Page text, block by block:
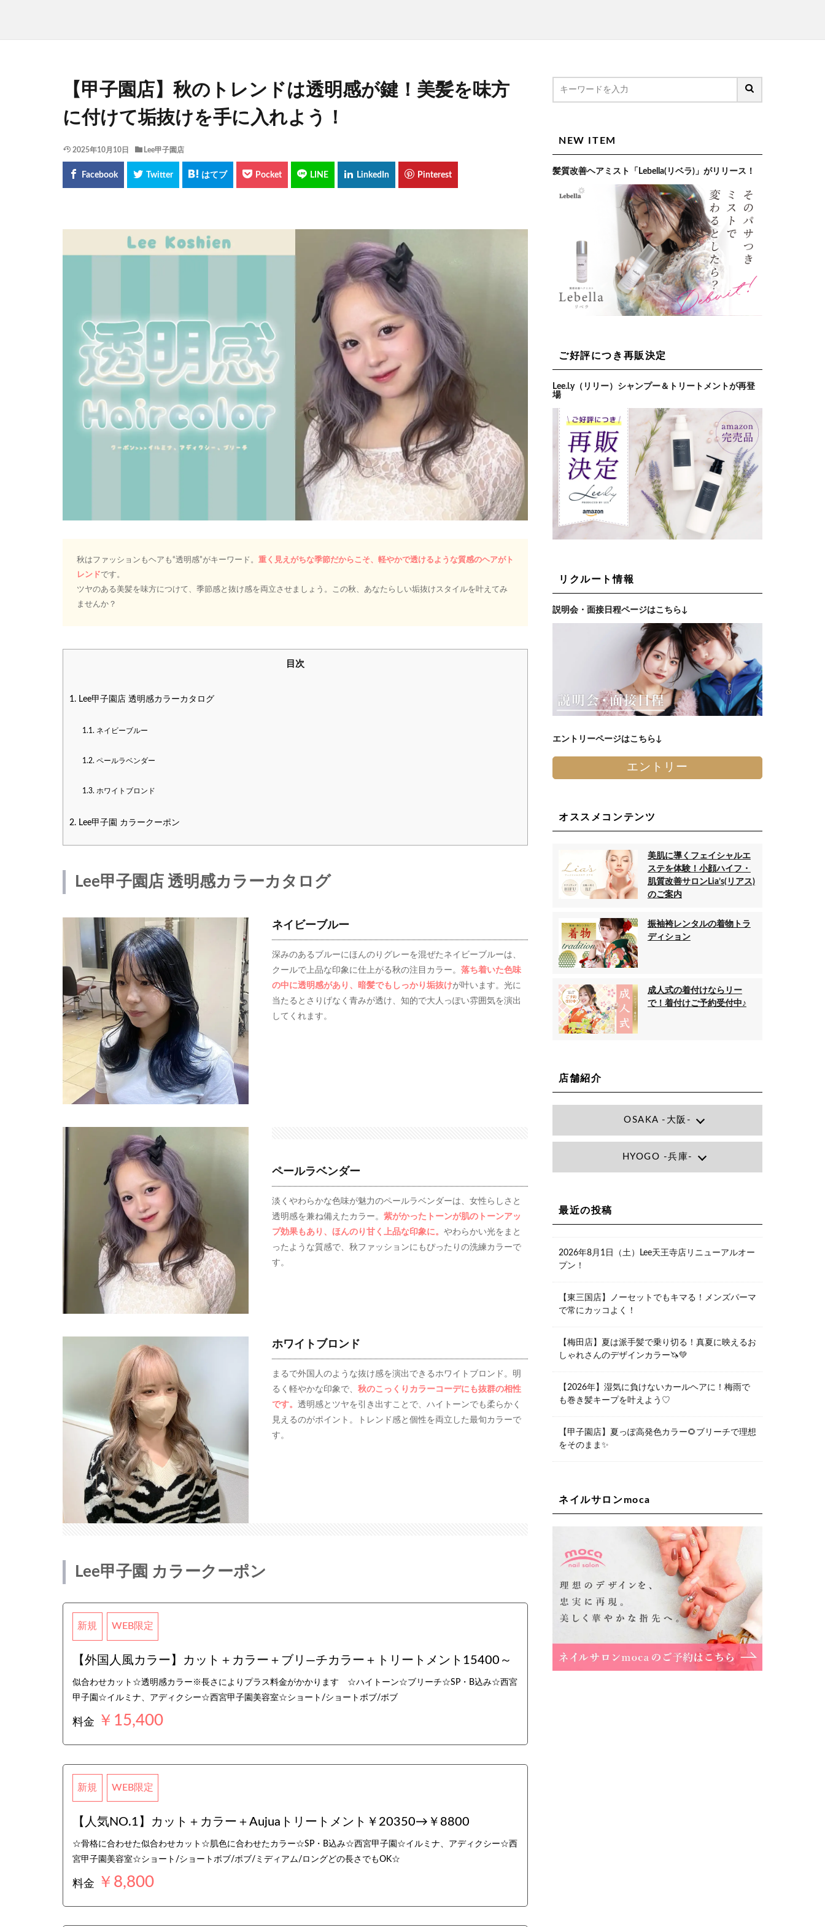
【甲子園店】秋のトレンドは透明感が鍵！美髪を味方
に付けて垢抜けを手に入れよう！
2025年10月10日 Lee甲子園店
秋はファッションもヘアも“透明感”がキーワード。 重く見えがちな季節だからこそ、軽やかで透けるような質感のヘアがト
レンドです。
ツヤのある美髪を味方につけて、季節感と抜け感を両立させましょう。この秋、あなたらしい垢抜けスタイルを叶えてみ
ませんか？
目次
1. Lee甲子園店 透明感カラーカタログ
1.1. ネイビーブルー
1.2. ペールラベンダー
1.3. ホワイトブロンド
2. Lee甲子園 カラークーポン
Lee甲子園店 透明感カラーカタログ
ネイビーブルー
深みのあるブルーにほんのりグレーを混ぜたネイビーブルーは、
クールで上品な印象に仕上がる秋の注目カラー。落ち着いた色味
の中に透明感があり、暗髪でもしっかり垢抜けが叶います。光に
当たるとさりげなく青みが透け、知的で大人っぽい雰囲気を演出
してくれます。
ペールラベンダー
淡くやわらかな色味が魅力のペールラベンダーは、女性らしさと
透明感を兼ね備えたカラー。紫がかったトーンが肌のトーンアッ
プ効果もあり、ほんのり甘く上品な印象に。やわらかい光をまと
ったような質感で、秋ファッションにもぴったりの洗練カラーで
す。
ホワイトブロンド
まるで外国人のような抜け感を演出できるホワイトブロンド。明
るく軽やかな印象で、秋のこっくりカラーコーデにも抜群の相性
です。透明感とツヤを引き出すことで、ハイトーンでも柔らかく
見えるのがポイント。トレンド感と個性を両立した最旬カラーで
す。
Lee甲子園 カラークーポン
新規 WEB限定
【外国人風カラー】カット＋カラー＋ブリ―チカラー＋トリートメント15400～
似合わせカット☆透明感カラー※長さによりプラス料金がかかります ☆ハイトーン☆ブリーチ☆SP・B込み☆西宮
甲子園☆イルミナ、アディクシー☆西宮甲子園美容室☆ショート/ショートボブ/ボブ
料金 ￥15,400
新規 WEB限定
【人気NO.1】カット＋カラー＋Aujuaトリートメント￥20350→￥8800
☆骨格に合わせた似合わせカット☆肌色に合わせたカラー☆SP・B込み☆西宮甲子園☆イルミナ、アディクシー☆西
宮甲子園美容室☆ショート/ショートボブ/ボブ/ミディアム/ロングどの長さでもOK☆
料金 ￥8,800
NEW ITEM
髪質改善ヘアミスト「Lebella(リベラ)」がリリース！
ご好評につき再販決定
Lee.l.y（リリー）シャンプー＆トリートメントが再登
場
リクルート情報
説明会・面接日程ページはこちら↓
エントリーページはこちら↓
エントリー
オススメコンテンツ
美肌に導くフェイシャルエ
ステを体験！小顔ハイフ・
肌質改善サロンLia’s(リアス)
のご案内
振袖袴レンタルの着物トラ
ディション
成人式の着付けならリー
で！着付けご予約受付中♪
店舗紹介
OSAKA -大阪-
Lee大阪店
大阪府大阪市北区小松原町1-27梅田エ
大阪府大阪市都島区東野田町２丁目９
Lee堀江店
〒550-0014 大阪府大阪市西区北堀江1-
06-6563-9091
Lee四ツ橋店
大阪府大阪市西区新町1-5-7 四ツ橋ビル
Lee天王寺店
Ｆ
06-6395-9555
Lee布施店
大阪府東大阪市足代2丁目1-5 モンテノ
06-6748-0778
大阪府枚方市岡東町18-15 キューブ枚
HYOGO -兵庫-
ライフワーク1F
最近の投稿
2026年8月1日（土）Lee天王寺店リニューアルオー
プン！
【東三国店】ノーセットでもキマる！メンズパーマ
で常にカッコよく！
【梅田店】夏は派手髪で乗り切る！真夏に映えるお
しゃれさんのデザインカラー🦄💚
【2026年】湿気に負けないカールヘアに！梅雨で
も巻き髪キープを叶えよう♡
【甲子園店】夏っぽ高発色カラー🌻ブリーチで理想
をそのまま✨
ネイルサロンmoca